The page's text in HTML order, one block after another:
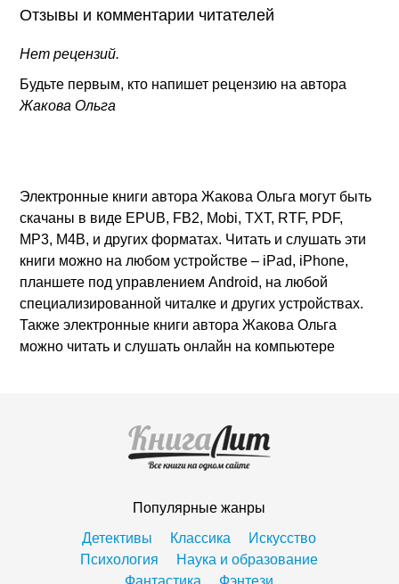
Отзывы и комментарии читателей
Нет рецензий.
Будьте первым, кто напишет рецензию на автора
Жакова Ольга
Электронные книги автора Жакова Ольга могут быть
скачаны в виде EPUB, FB2, Mobi, TXT, RTF, PDF,
MP3, M4B, и других форматах. Читать и слушать эти
книги можно на любом устройстве – iPad, iPhone,
планшете под управлением Android, на любой
специализированной читалке и других устройствах.
Также электронные книги автора Жакова Ольга
можно читать и слушать онлайн на компьютере
Популярные жанры
Детективы
Классика
Искусство
Психология
Наука и образование
Фантастика
Фэнтези